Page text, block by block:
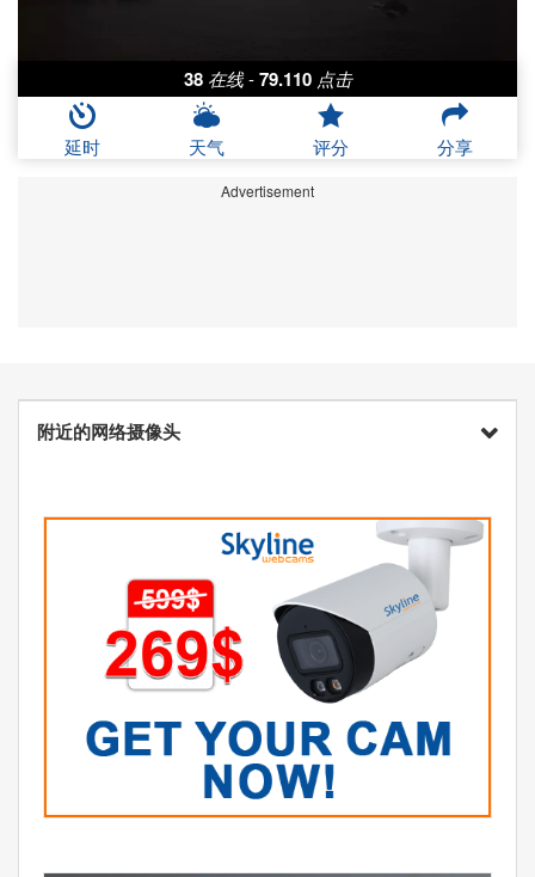
38 在线 - 79.110 点击
延时 天气 评分 分享
Advertisement
附近的网络摄像头